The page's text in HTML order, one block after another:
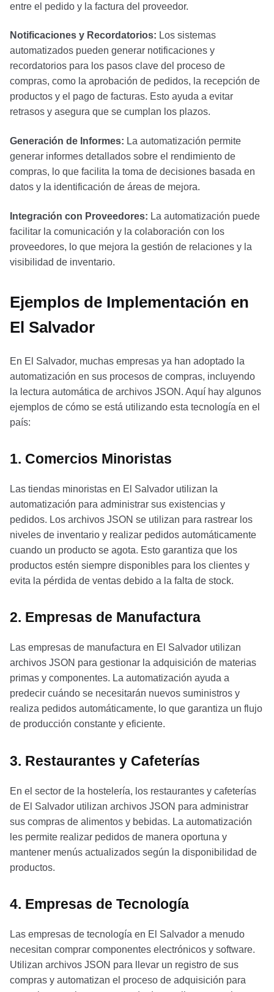
entre el pedido y la factura del proveedor.
Notificaciones y Recordatorios: Los sistemas
automatizados pueden generar notificaciones y
recordatorios para los pasos clave del proceso de
compras, como la aprobación de pedidos, la recepción de
productos y el pago de facturas. Esto ayuda a evitar
retrasos y asegura que se cumplan los plazos.
Generación de Informes: La automatización permite
generar informes detallados sobre el rendimiento de
compras, lo que facilita la toma de decisiones basada en
datos y la identificación de áreas de mejora.
Integración con Proveedores: La automatización puede
facilitar la comunicación y la colaboración con los
proveedores, lo que mejora la gestión de relaciones y la
visibilidad de inventario.
Ejemplos de Implementación en
El Salvador
En El Salvador, muchas empresas ya han adoptado la
automatización en sus procesos de compras, incluyendo
la lectura automática de archivos JSON. Aquí hay algunos
ejemplos de cómo se está utilizando esta tecnología en el
país:
1. Comercios Minoristas
Las tiendas minoristas en El Salvador utilizan la
automatización para administrar sus existencias y
pedidos. Los archivos JSON se utilizan para rastrear los
niveles de inventario y realizar pedidos automáticamente
cuando un producto se agota. Esto garantiza que los
productos estén siempre disponibles para los clientes y
evita la pérdida de ventas debido a la falta de stock.
2. Empresas de Manufactura
Las empresas de manufactura en El Salvador utilizan
archivos JSON para gestionar la adquisición de materias
primas y componentes. La automatización ayuda a
predecir cuándo se necesitarán nuevos suministros y
realiza pedidos automáticamente, lo que garantiza un flujo
de producción constante y eficiente.
3. Restaurantes y Cafeterías
En el sector de la hostelería, los restaurantes y cafeterías
de El Salvador utilizan archivos JSON para administrar
sus compras de alimentos y bebidas. La automatización
les permite realizar pedidos de manera oportuna y
mantener menús actualizados según la disponibilidad de
productos.
4. Empresas de Tecnología
Las empresas de tecnología en El Salvador a menudo
necesitan comprar componentes electrónicos y software.
Utilizan archivos JSON para llevar un registro de sus
compras y automatizan el proceso de adquisición para